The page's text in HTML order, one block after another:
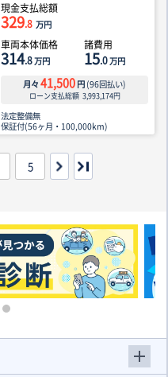
現金支払総額
329.8 万円
車両本体価格
314.8万円
諸費用
15.0万円
月々 41,500 円 (96回払い)
ローン支払総額 3,993,174円
法定整備無
保証付(56ヶ月・100,000km)
5